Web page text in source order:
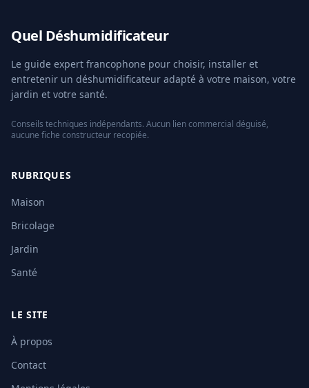
Quel Déshumidificateur
Le guide expert francophone pour choisir, installer et
entretenir un déshumidificateur adapté à votre maison, votre
jardin et votre santé.
Conseils techniques indépendants. Aucun lien commercial déguisé,
aucune fiche constructeur recopiée.
RUBRIQUES
Maison
Bricolage
Jardin
Santé
LE SITE
À propos
Contact